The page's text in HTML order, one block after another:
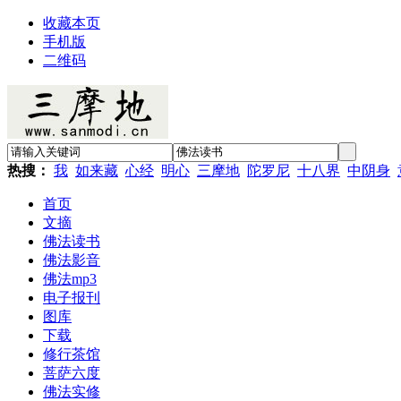
收藏本页
手机版
二维码
热搜： 我 如来藏 心经 明心 三摩地 陀罗尼 十八界 中阴身
首页
文摘
佛法读书
佛法影音
佛法mp3
电子报刊
图库
下载
修行茶馆
菩萨六度
佛法实修